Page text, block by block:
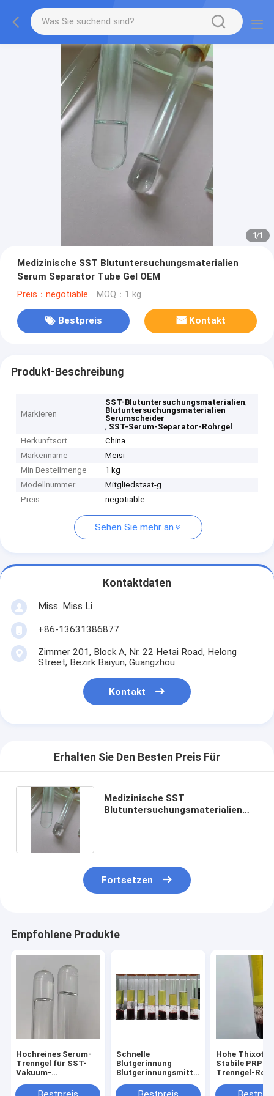
1/1
Medizinische SST Blutuntersuchungsmaterialien
Serum Separator Tube Gel OEM
Preis：negotiable MOQ：1 kg
Bestpreis Kontakt
Produkt-Beschreibung
Markieren
SST-Blutuntersuchungsmaterialien,
Blutuntersuchungsmaterialien
Serumscheider
, SST-Serum-Separator-Rohrgel
Herkunftsort
China
Markenname
Meisi
Min Bestellmenge
1 kg
Modellnummer
Mitgliedstaat-g
Preis
negotiable
Sehen Sie mehr an
Kontaktdaten
Miss. Miss Li
+86-13631386877
Zimmer 201, Block A, Nr. 22 Hetai Road, Helong
Street, Bezirk Baiyun, Guangzhou
Kontakt
Erhalten Sie Den Besten Preis Für
Medizinische SST
Blutuntersuchungsmaterialien
Fortsetzen
Empfohlene Produkte
Hochreines Serum-
Trenngel für SST-
Vakuum-
medizinischer
Schnelle
Blutgerinnung
Blutgerinnungsmittelpulver
Blutgerinnungszeit
Hohe
Stabile PRP-
Trenngel-
von